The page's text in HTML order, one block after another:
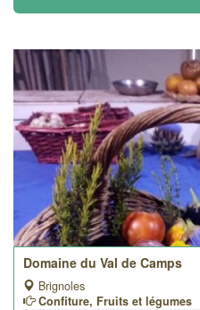
Domaine du Val de Camps
Brignoles
Confiture, Fruits et légumes